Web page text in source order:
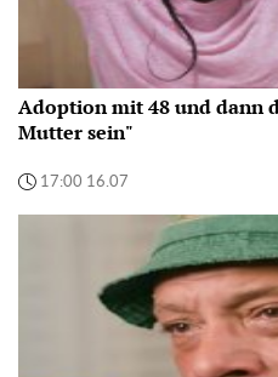
Adoption mit 48 und dann
Mutter sein"
17:00 16.07